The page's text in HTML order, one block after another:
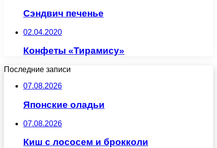
Сэндвич печенье
02.04.2020
Конфеты «Тирамису»
Последние записи
07.08.2026
Японские оладьи
07.08.2026
Киш с лососем и брокколи